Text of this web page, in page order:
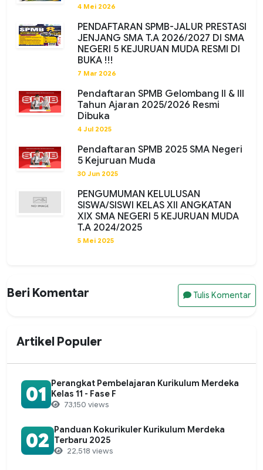
4 Mei 2026
PENDAFTARAN SPMB-JALUR PRESTASI
JENJANG SMA T.A 2026/2027 DI SMA
NEGERI 5 KEJURUAN MUDA RESMI DI
BUKA !!!
7 Mar 2026
Pendaftaran SPMB Gelombang II & III
Tahun Ajaran 2025/2026 Resmi
Dibuka
4 Jul 2025
Pendaftaran SPMB 2025 SMA Negeri
5 Kejuruan Muda
30 Jun 2025
PENGUMUMAN KELULUSAN
SISWA/SISWI KELAS XII ANGKATAN
XIX SMA NEGERI 5 KEJURUAN MUDA
T.A 2024/2025
5 Mei 2025
Beri Komentar Tulis Komentar
Artikel Populer
01 Perangkat Pembelajaran Kurikulum Merdeka
Kelas 11 - Fase F
73,150 views
02 Panduan Kokurikuler Kurikulum Merdeka
Terbaru 2025
22,518 views